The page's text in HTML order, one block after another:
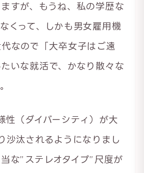
すが、もうね、私の学歴な
くって、しかも男女雇用機
なので「大卒女子はご遠
いな就活で、かなり散々な
性（ダイバーシティ）が大
沙汰されるようになりまし
な”ステレオタイプ”尺度が